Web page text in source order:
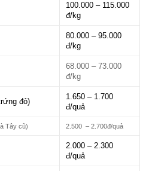
100.000 – 115.000
đ/kg
80.000 – 95.000
đ/kg
68.000 – 73.000
đ/kg
đỏ)
1.650 – 1.700
đ/quả
Tây cũ) 2.500 – 2.700đ/quả
2.000 – 2.300
đ/quả